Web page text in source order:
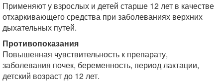
Применяют у взрослых и детей старше 12 лет в качестве
отхаркивающего средства при заболеваниях верхних
дыхательных путей.
Противопоказания
Повышенная чувствительность к препарату,
заболевания почек, беременность, период лактации,
детский возраст до 12 лет.